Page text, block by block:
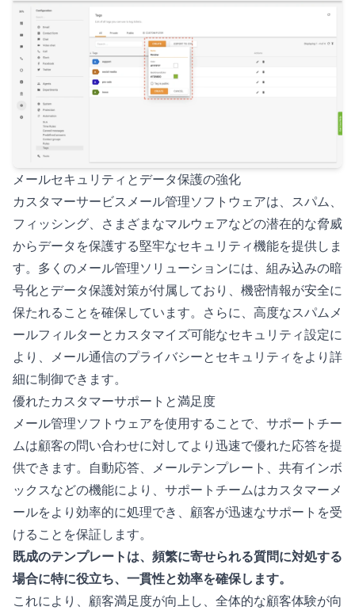
メールセキュリティとデータ保護の強化
カスタマーサービスメール管理ソフトウェアは、スパム、
フィッシング、さまざまなマルウェアなどの潜在的な脅威
からデータを保護する堅牢なセキュリティ機能を提供しま
す。多くのメール管理ソリューションには、組み込みの暗
号化とデータ保護対策が付属しており、機密情報が安全に
保たれることを確保しています。さらに、高度なスパムメ
ールフィルターとカスタマイズ可能なセキュリティ設定に
より、メール通信のプライバシーとセキュリティをより詳
細に制御できます。
優れたカスタマーサポートと満足度
メール管理ソフトウェアを使用することで、サポートチー
ムは顧客の問い合わせに対してより迅速で優れた応答を提
供できます。自動応答、メールテンプレート、共有インボ
ックスなどの機能により、サポートチームはカスタマーメ
ールをより効率的に処理でき、顧客が迅速なサポートを受
けることを保証します。
既成のテンプレートは、頻繁に寄せられる質問に対処する
場合に特に役立ち、一貫性と効率を確保します。
これにより、顧客満足度が向上し、全体的な顧客体験が向